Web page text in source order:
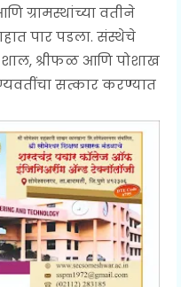
ग्रामस्थांच्या वतीने
पार पडला. संस्थेचे
शाल, श्रीफळ आणि पोशाख
सत्कार करण्यात